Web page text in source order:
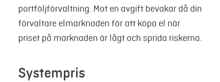
portföljförvaltning. Mot en avgift bevakar då din
förvaltare elmarknaden för att köpa el när
priset på marknaden är lågt och sprida riskerna.
Systempris